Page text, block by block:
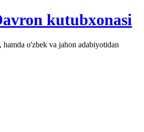
o'zbek va jahon adabiyotidan